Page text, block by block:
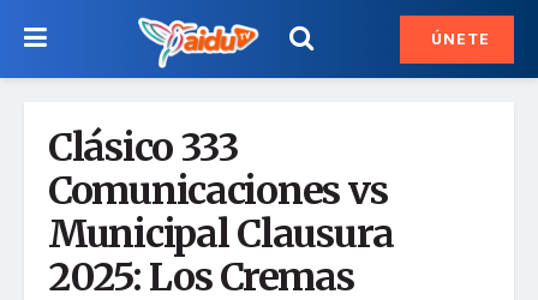
ÚNETE
Clásico 333
Comunicaciones vs
Municipal Clausura
2025: Los Cremas